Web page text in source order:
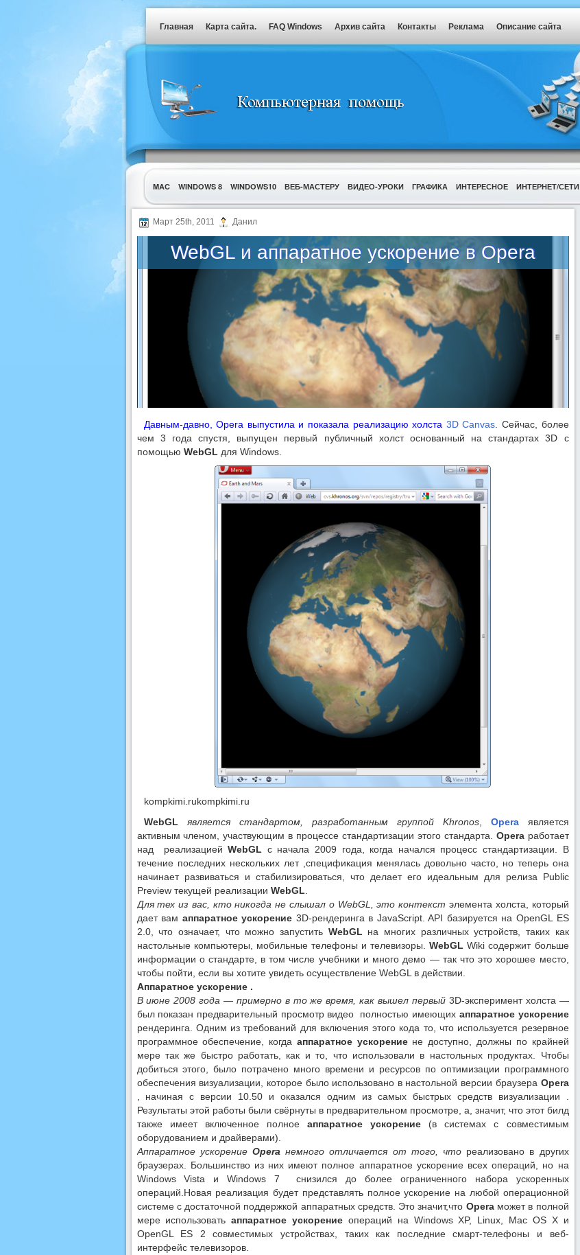
Главная Карта сайта. FAQ Windows Архив сайта Контакты Реклама Описание сайта
MAC WINDOWS 8 WINDOWS10 ВЕБ-МАСТЕРУ ВИДЕО-УРОКИ ГРАФИКА ИНТЕРЕСНОЕ ИНТЕРНЕТ/СЕТИ
УТИЛИТЫ
Март 25th, 2011 Данил
WebGL и аппаратное ускорение в Opera
Давным-давно, Opera выпустила и показала реализацию холста 3D Canvas . Сейчас, более
чем 3 года спустя, выпущен первый публичный холст основанный на стандартах 3D с
помощью WebGL для Windows.
kompkimi.rukompkimi.ru
WebGL является стандартом, разработанным группой Khronos, Operaявляется
активным членом, участвующим в процессе стандартизации этого стандарта. Opera работает
над реализациейWebGL с начала 2009 года, когда начался процесс стандартизации. В
течение последних нескольких лет ,спецификация менялась довольно часто, но теперь она
начинает развиваться и стабилизироваться, что делает его идеальным для релиза Public
Preview текущей реализации WebGL
Для тех из вас, кто никогда не слышал о WebGL, это контекст элемента холста, который
дает вам аппаратное ускорение 3D-рендеринга в JavaScript. API базируется на OpenGL ES
2.0, что означает, что можно запустить WebGL на многих различных устройств, таких как
настольные компьютеры, мобильные телефоны и телевизоры.WebGL Wiki содержит больше
информации о стандарте, в том числе учебники и много демо — так что это хорошее место,
чтобы пойти, если вы хотите увидеть осуществление WebGL в действии.
Аппаратное ускорение .
В июне 2008 года — примерно в то же время, как вышел первый3D-эксперимент холста —
был показан предварительный просмотр видео полностью имеющих аппаратное ускорение
рендеринга. Одним из требований для включения этого кода то, что используется резервное
программное обеспечение, когда аппаратное ускорениене доступно, должны по крайней
мере так же быстро работать, как и то, что использовали в настольных продуктах. Чтобы
добиться этого, было потрачено много времени и ресурсов по оптимизации программного
обеспечения визуализации, которое было использовано в настольной версии браузера Opera
, начиная с версии 10.50 и оказался одним из самых быстрых средств визуализации .
Результаты этой работы были свёрнуты в предварительном просмотре, а, значит, что этот билд
также имеет включенное полное аппаратное ускорение (в системах с совместимым
оборудованием и драйверами).
Аппаратное ускорение Opera немного отличается от того, чтореализовано в других
браузерах. Большинство из них имеют полное аппаратное ускорение всех операций, но на
Windows Vista и Windows 7 снизился до более ограниченного набора ускоренных
операций.Новая реализация будет представлять полное ускорение на любой операционной
системе с достаточной поддержкой аппаратных средств. Это значит,что Operaможет в полной
мере использоватьаппаратное ускорение операций на Windows XP, Linux, Mac OS X и
OpenGL ES 2 совместимых устройствах, таких как последние смарт-телефоны и веб-
интерфейс телевизоров.